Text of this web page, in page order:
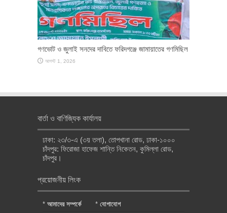
গণভোট ও জুলাই সনদের দাবিতে ফরিদগঞ্জে জামায়াতের গণমিছিল
আগস্ট 1, 2026
বার্তা ও বাণিজ্যিক কার্যালয়
ঢাকা: ২৩/৩-এ (৩য় তলা), তোপখানা রোড, ঢাকা-১০০০
চাঁদপুর: ফিরোজা হাফেজ শান্তি নিকেতন, কুমিল্লা রোড,
চাঁদপুর।
প্রয়োজনীয় লিংক
* আমাদের সম্পর্কে * যোগাযোগ